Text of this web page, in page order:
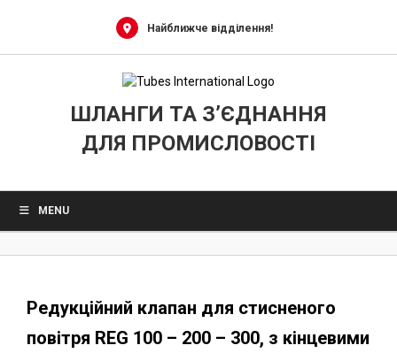
Найближче відділення!
ШЛАНГИ ТА З’ЄДНАННЯ
ДЛЯ ПРОМИСЛОВОСТІ
MENU
Редукційний клапан для стисненого
повітря REG 100 – 200 – 300, з кінцевими